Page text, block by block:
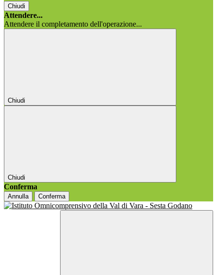
Chiudi
Attendere...
Attendere il completamento dell'operazione...
Chiudi
Chiudi
Conferma
Annulla Conferma